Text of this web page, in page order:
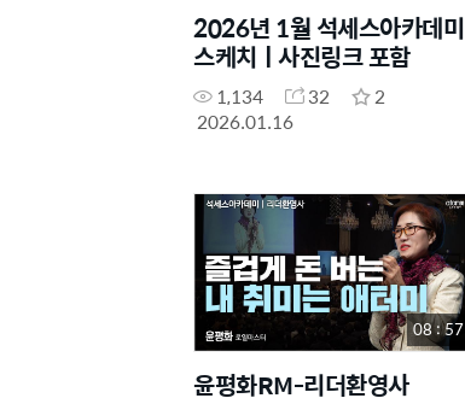
2026년 1월 석세스아카데미
스케치ㅣ사진링크 포함
1,134 32
2
2026.01.16
08 : 57
윤평화RM-리더환영사